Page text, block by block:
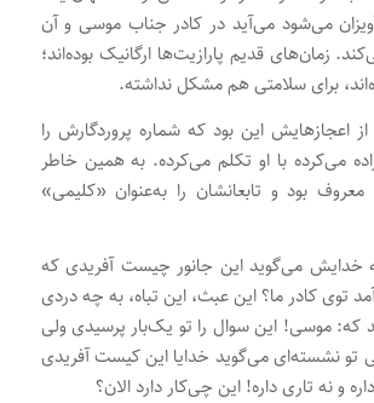
می‌شود می‌آید در کادر جناب موسی و آن
زمان‌های قدیم پارازیت‌ها ارگانیک بوده‌اند؛
برای سلامتی هم مشکل نداشته.
اعجازهایش این بود که شماره پروردگارش را
می‌کرده با او تکلم می‌کرده. به همین خاطر
بود و تابعانشان را به‌عنوان «کلیمی»
می‌گوید این جانور چیست آفریدی که
کادر ما؟ این عبث، این تباه، به چه دردی
که: موسی! این سوال را تو یک‌بار پرسیدی ولی
تو نشسته‌ای می‌گوید خدایا این کیست آفریدی
و نه تاری داره! این چی‌کار دارد الان؟